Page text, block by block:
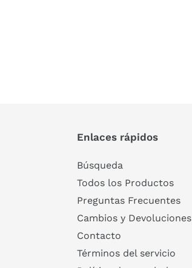
Enlaces rápidos
Búsqueda
Todos los Productos
Preguntas Frecuentes
Cambios y Devoluciones
Contacto
Términos del servicio